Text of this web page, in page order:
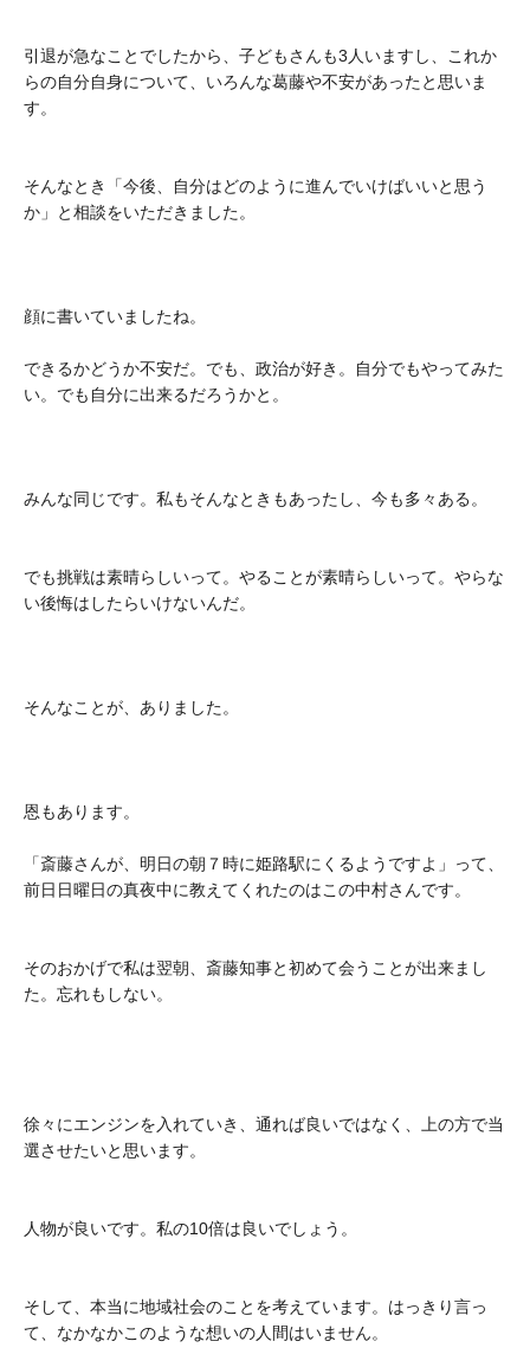
引退が急なことでしたから、子どもさんも3人いますし、これか
らの自分自身について、いろんな葛藤や不安があったと思いま
す。
そんなとき「今後、自分はどのように進んでいけばいいと思う
か」と相談をいただきました。
顔に書いていましたね。
できるかどうか不安だ。でも、政治が好き。自分でもやってみた
い。でも自分に出来るだろうかと。
みんな同じです。私もそんなときもあったし、今も多々ある。
でも挑戦は素晴らしいって。やることが素晴らしいって。やらな
い後悔はしたらいけないんだ。
そんなことが、ありました。
恩もあります。
「斎藤さんが、明日の朝７時に姫路駅にくるようですよ」って、
前日日曜日の真夜中に教えてくれたのはこの中村さんです。
そのおかげで私は翌朝、斎藤知事と初めて会うことが出来まし
た。忘れもしない。
徐々にエンジンを入れていき、通れば良いではなく、上の方で当
選させたいと思います。
人物が良いです。私の10倍は良いでしょう。
そして、本当に地域社会のことを考えています。はっきり言っ
て、なかなかこのような想いの人間はいません。